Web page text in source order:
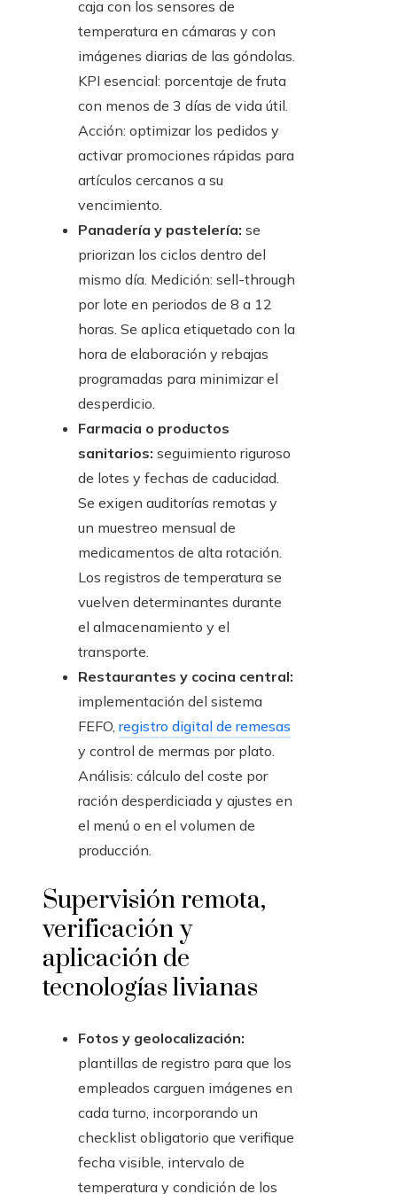
caja con los sensores de
temperatura en cámaras y con
imágenes diarias de las góndolas.
KPI esencial: porcentaje de fruta
con menos de 3 días de vida útil.
Acción: optimizar los pedidos y
activar promociones rápidas para
artículos cercanos a su
vencimiento.
Panadería y pastelería: se
priorizan los ciclos dentro del
mismo día. Medición: sell-through
por lote en periodos de 8 a 12
horas. Se aplica etiquetado con la
hora de elaboración y rebajas
programadas para minimizar el
desperdicio.
Farmacia o productos
sanitarios: seguimiento riguroso
de lotes y fechas de caducidad.
Se exigen auditorías remotas y
un muestreo mensual de
medicamentos de alta rotación.
Los registros de temperatura se
vuelven determinantes durante
el almacenamiento y el
transporte.
Restaurantes y cocina central:
implementación del sistema
FEFO, registro digital de remesas
y control de mermas por plato.
Análisis: cálculo del coste por
ración desperdiciada y ajustes en
el menú o en el volumen de
producción.
Supervisión remota,
verificación y
aplicación de
tecnologías livianas
Fotos y geolocalización:
plantillas de registro para que los
empleados carguen imágenes en
cada turno, incorporando un
checklist obligatorio que verifique
fecha visible, intervalo de
temperatura y condición de los